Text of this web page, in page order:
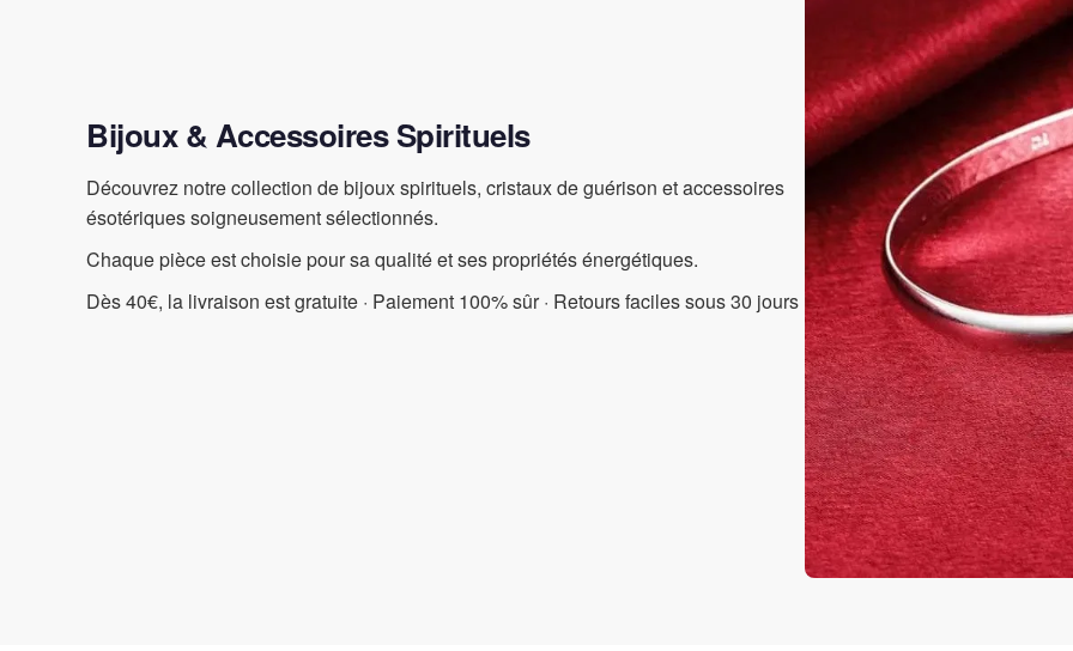
Bijoux & Accessoires Spirituels
Découvrez notre collection de bijoux spirituels, cristaux de guérison et accessoires
ésotériques soigneusement sélectionnés.
Chaque pièce est choisie pour sa qualité et ses propriétés énergétiques.
Dès 40€, la livraison est gratuite · Paiement 100% sûr · Retours faciles sous 30 jours